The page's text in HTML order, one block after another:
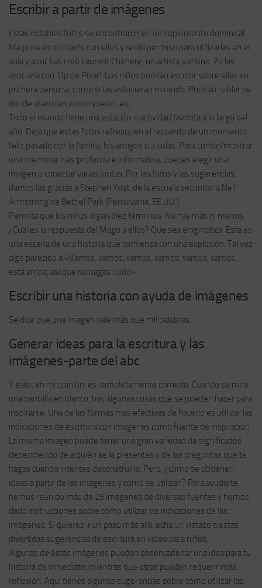
Escribir a partir de imágenes
Estas notables fotos se encontraron en un suplemento dominical.
Me puse en contacto con ellos y recibí permiso para utilizarlas en el
aula y aquí. Las creó Laurent Chehere, un artista parisino. Yo las
asociaría con ‘Up de Pixar’. Los niños podrían escribir sobre ellas en
primera persona, como si las estuvieran mirando. Podrían hablar de
dónde aterrizan, cómo vuelan, etc.
Todo el mundo tiene una estación o actividad favorita a lo largo del
año. Deja que estas fotos refresquen el recuerdo de un momento
feliz pasado con la familia, los amigos o a solas. Para contar/mostrar
una memoria más profunda e informativa, puedes elegir una
imagen o conectar varias juntas. Por las fotos y las sugerencias,
damos las gracias a Stephen Yost, de la escuela secundaria Neil
Armstrong de Bethel Park (Pensilvania, EE.UU.).
Permita que los niños digan diez términos. No hay más ni menos.
¿Cuál es la respuesta del Mago a ellos? Que sea enigmática. Esta es
una escena de una historia que comienza con una explosión. Tal vez
algo parecido a «Vamos, vamos, vamos, vamos, vamos, vamos,
está arriba, así que no hagas ruido».
Escribir una historia con ayuda de imágenes
Se dice que una imagen vale más que mil palabras…
Generar ideas para la escritura y las
imágenes-parte del abc
Y esto, en mi opinión, es completamente correcto. Cuando se mira
una pantalla en blanco, hay algunas cosas que se pueden hacer para
inspirarse. Una de las formas más efectivas de hacerlo es utilizar las
indicaciones de escritura con imágenes como fuente de inspiración.
La misma imagen puede tener una gran variedad de significados
dependiendo de a quién se la presentes y de las preguntas que te
hagas cuando intentes deconstruirla. Pero, ¿cómo se obtienen
ideas a partir de las imágenes y cómo se utilizan? Para ayudarte,
hemos reunido más de 25 imágenes de diversas fuentes y hemos
dado instrucciones sobre cómo utilizar las indicaciones de las
imágenes. Si quieres ir un paso más allá, echa un vistazo a estas
divertidas sugerencias de escritura en vídeo para niños.
Algunas de estas imágenes pueden desencadenar una idea para tu
historia de inmediato, mientras que otras pueden requerir más
reflexión. Aquí tienes algunas sugerencias sobre cómo utilizar las